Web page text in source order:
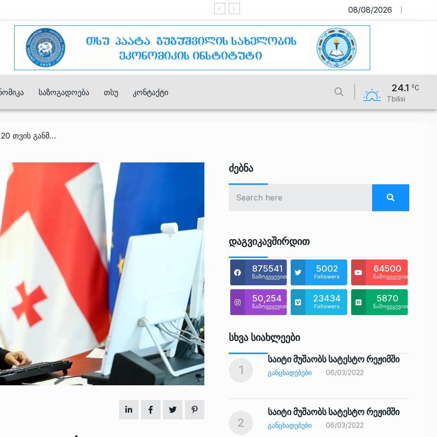
საიტი მუშაობს სატესტო რეჟიმში
08/08/2026
Საზოგადოება Თსუ Კონტაქტი 24.1
Tbilisi
/ ნათია თურნავა – ბოლო 20 თვის განმავლობაში ინფლაცია მიზნობრივ მაჩვენებელზე დაბალია
Ძებნა
Დაგვიკავშირდით
875541
წამოგვყევით
5002
Followers
64500
წამოგვყევით
50,254
წამოგვყევით
23434
Followers
5870
წამოგვყევით
Სხვა Სიახლეები
11
ზურაბ აზარაშვილი:
„სოციალურად დაუცველთა
დასაქმების პროგრამაში,…
1
საიტი მუშაობს სატესტო რეჟიმში
ᲒᲐᲜᲪᲮᲐᲓᲔᲑᲔᲑᲘ 06/03/2022
2
საიტი მუშაობს სატესტო რეჟიმში
ᲒᲐᲜᲪᲮᲐᲓᲔᲑᲔᲑᲘ 06/03/2022